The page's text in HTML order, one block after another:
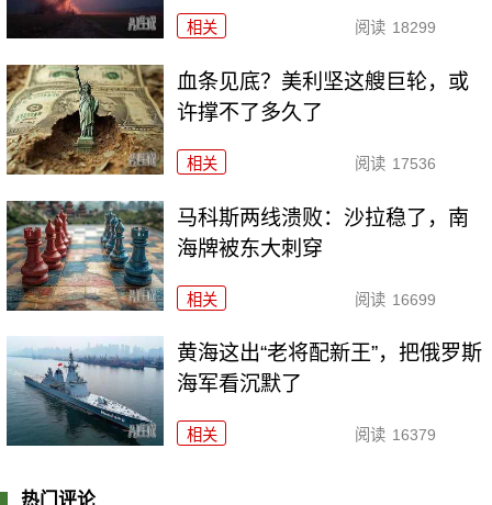
相关 阅读 18299
血条见底？美利坚这艘巨轮，或
许撑不了多久了
相关 阅读 17536
马科斯两线溃败：沙拉稳了，南
海牌被东大刺穿
相关 阅读 16699
黄海这出“老将配新王”，把俄罗斯
海军看沉默了
相关 阅读 16379
热门评论